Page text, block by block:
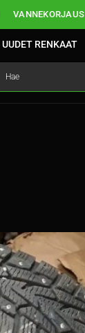
VANNEKORJAUS
UUDET RENKAAT